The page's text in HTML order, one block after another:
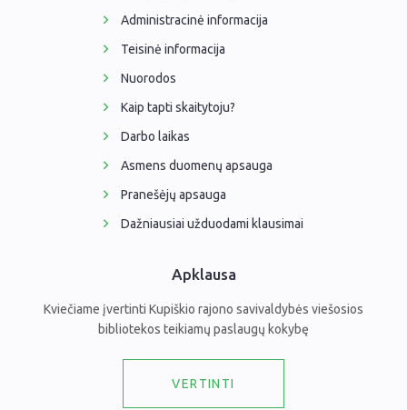
Administracinė informacija
Teisinė informacija
Nuorodos
Kaip tapti skaitytoju?
Darbo laikas
Asmens duomenų apsauga
Pranešėjų apsauga
Dažniausiai užduodami klausimai
Apklausa
Kviečiame įvertinti Kupiškio rajono savivaldybės viešosios
bibliotekos teikiamų paslaugų kokybę
VERTINTI